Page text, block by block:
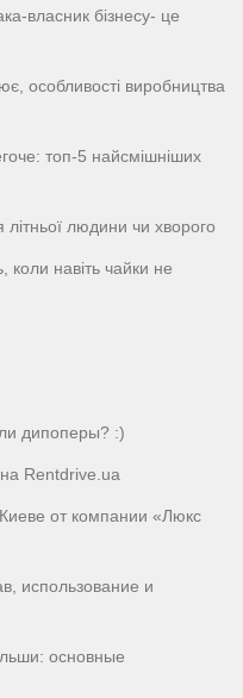
власник бізнесу- це
особливості виробництва
топ-5 найсмішніших
людини чи хворого
коли навіть чайки не
дипоперы? :)
Rentdrive.ua
от компании «Люкс
использование и
основные